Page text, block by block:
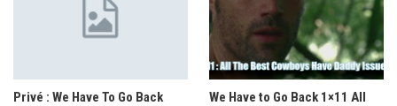
Privé : We Have To Go Back
We Have to Go Back 1×11 All